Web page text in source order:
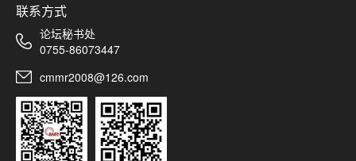
联系方式
论坛秘书处
0755-86073447
cmmr2008@126.com